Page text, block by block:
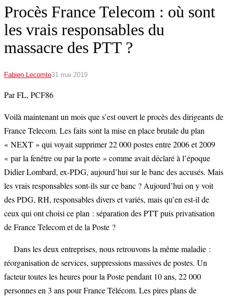
Procès France Telecom : où sont
les vrais responsables du
massacre des PTT ?
Fabien Lecomte31 mai 2019
Par FL, PCF86
Voilà maintenant un mois que s’est ouvert le procès des dirigeants de
France Telecom. Les faits sont la mise en place brutale du plan
« NEXT » qui voyait supprimer 22 000 postes entre 2006 et 2009
« par la fenêtre ou par la porte » comme avait déclaré à l’époque
Didier Lombard, ex-PDG, aujourd’hui sur le banc des accusés. Mais
les vrais responsables sont-ils sur ce banc ? Aujourd’hui on y voit
des PDG, RH, responsables divers et variés, mais qu’en est-il de
ceux qui ont choisi ce plan : séparation des PTT puis privatisation
de France Telecom et de la Poste ?
Dans les deux entreprises, nous retrouvons la même maladie :
réorganisation de services, suppressions massives de postes. Un
facteur toutes les heures pour la Poste pendant 10 ans, 22 000
personnes en 3 ans pour France Télécom. Les pires plans de